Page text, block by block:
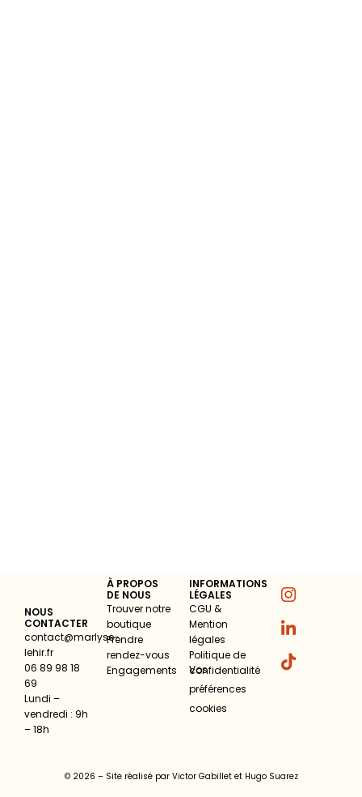
NOUS
CONTACTER
contact@marlyse-
lehir.fr
06 89 98 18
69
Lundi –
vendredi : 9h
– 18h
À PROPOS
DE NOUS
Trouver notre
boutique
Prendre
rendez-vous
Engagements
INFORMATIONS
LÉGALES
CGU &
Mention
légales
Politique de
confidentialité
Vos
préférences
cookies
© 2026 – Site réalisé par Victor Gabilletet Hugo Suarez